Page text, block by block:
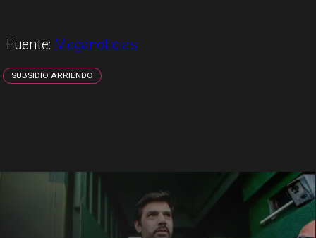
Fuente: Meganoticias
SUBSIDIO ARRIENDO